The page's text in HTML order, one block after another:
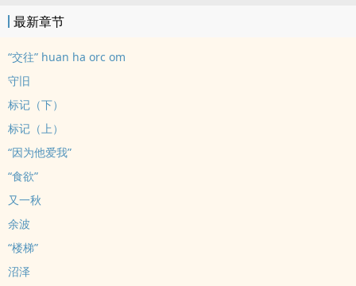
对于谢翎之来说，他的妹妹谢姝妤就像一只家养的宠物猫一样。偶尔
粘人，经常冷漠。那张漂亮的小脸总是一副兴致缺缺的表情，只有某
些时候，才会又甜又软地粘着他，勾着他，一声又一声“哥哥”喊个不
班太无聊写个文练手，没有存稿，写完就更，没啥剧情，就是平平淡
淡小日常。
最新章节
“交往” huan ha orc om
守旧
标记（下）
标记（上）
“因为他爱我”
“食欲”
又一秋
余波
“楼梯”
沼泽